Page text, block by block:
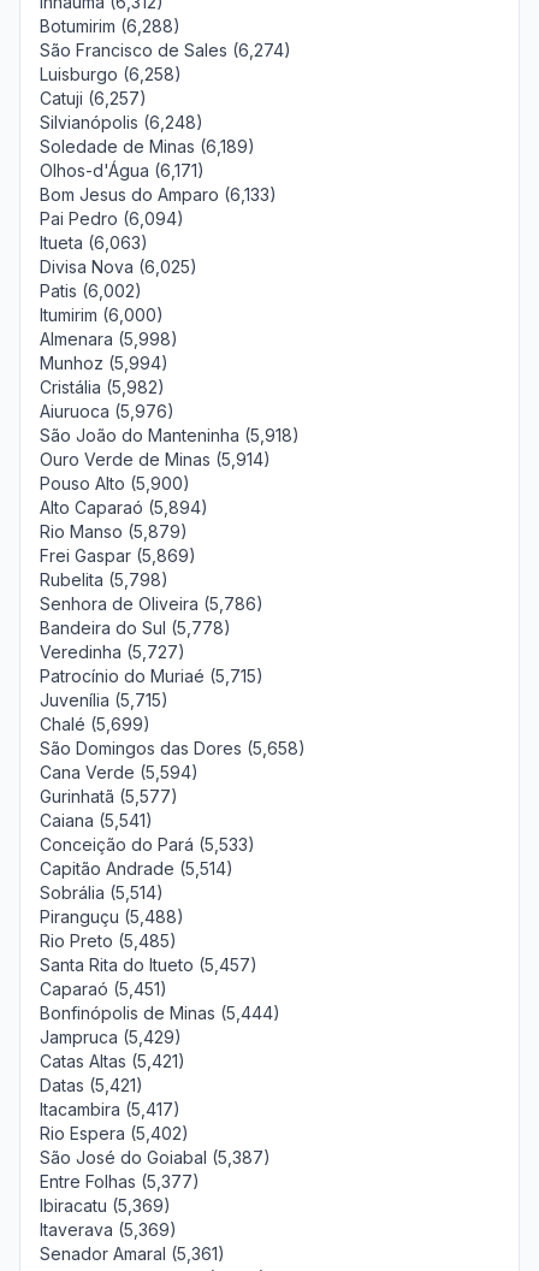
Botumirim (6,288)
São Francisco de Sales (6,274)
Luisburgo (6,258)
Catuji (6,257)
Silvianópolis (6,248)
Soledade de Minas (6,189)
Olhos-d'Água (6,171)
Bom Jesus do Amparo (6,133)
Pai Pedro (6,094)
Itueta (6,063)
Divisa Nova (6,025)
Patis (6,002)
Itumirim (6,000)
Almenara (5,998)
Munhoz (5,994)
Cristália (5,982)
Aiuruoca (5,976)
São João do Manteninha (5,918)
Ouro Verde de Minas (5,914)
Pouso Alto (5,900)
Alto Caparaó (5,894)
Rio Manso (5,879)
Frei Gaspar (5,869)
Rubelita (5,798)
Senhora de Oliveira (5,786)
Bandeira do Sul (5,778)
Veredinha (5,727)
Patrocínio do Muriaé (5,715)
Juvenília (5,715)
Chalé (5,699)
São Domingos das Dores (5,658)
Cana Verde (5,594)
Gurinhatã (5,577)
Caiana (5,541)
Conceição do Pará (5,533)
Capitão Andrade (5,514)
Sobrália (5,514)
Piranguçu (5,488)
Rio Preto (5,485)
Santa Rita do Itueto (5,457)
Caparaó (5,451)
Bonfinópolis de Minas (5,444)
Jampruca (5,429)
Catas Altas (5,421)
Datas (5,421)
Itacambira (5,417)
Rio Espera (5,402)
São José do Goiabal (5,387)
Entre Folhas (5,377)
Ibiracatu (5,369)
Itaverava (5,369)
Senador Amaral (5,361)